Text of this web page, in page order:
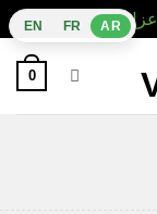
عزل،إبعاد
0
AR
FR
EN